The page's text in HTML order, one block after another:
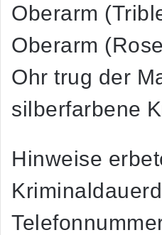
Oberarm
Oberarm
Ohr trug der
silberfarbene
Hinweise